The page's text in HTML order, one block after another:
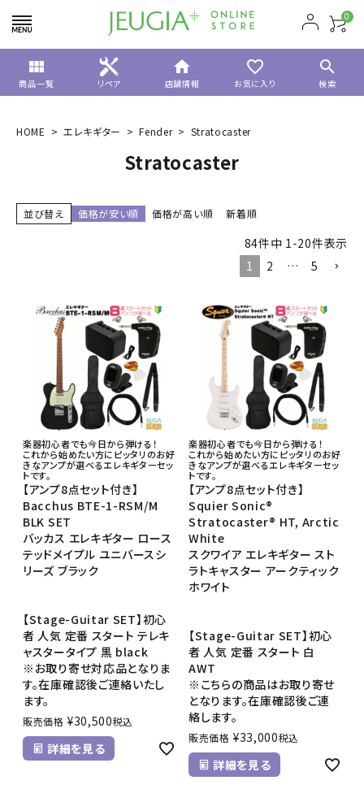
0
view_module
商品一覧 リペア
home
店舗情報
favorite_border
お気に入り
search
検索
HOME エレキギター Fender Stratocaster
Stratocaster
並び替え 価格が安い順 価格が高い順 新着順
84件中 1-20件表示
1
2 … 5
楽器初心者でも今日から弾ける！
これから始めたい方にピッタリのお好
きなアンプが選べるエレキギターセッ
トです。
【アンプ8点セット付き】
Bacchus BTE-1-RSM/M
BLK SET
バッカス エレキギター ロース
テッドメイプル ユニバースシ
リーズ ブラック
【Stage-Guitar SET】初心
者 人気 定番 スタート テレキ
ャスタータイプ 黒 black
※お取り寄せ対応品となりま
す。在庫確認後ご連絡いたし
ます。
販売価格 ¥30,500税込
詳細を見る
楽器初心者でも今日から弾ける！
これから始めたい方にピッタリのお好
きなアンプが選べるエレキギターセッ
トです。
【アンプ8点セット付き】
Squier Sonic®
Stratocaster® HT, Arctic
White
スクワイア エレキギター スト
ラトキャスター アークティック
ホワイト
【Stage-Guitar SET】初心
者 人気 定番 スタート 白
AWT
※こちらの商品はお取り寄せ
となります。在庫確認後ご連
絡します。
販売価格 ¥33,000税込
詳細を見る